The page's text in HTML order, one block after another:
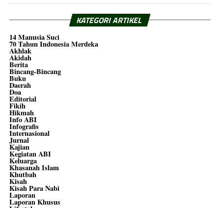
KATEGORI ARTIKEL
14 Manusia Suci
70 Tahun Indonesia Merdeka
Akhlak
Akidah
Berita
Bincang-Bincang
Buku
Daerah
Doa
Editorial
Fikih
Hikmah
Info ABI
Infografis
Internasional
Jurnal
Kajian
Kegiatan ABI
Keluarga
Khasanah Islam
Khutbah
Kisah
Kisah Para Nabi
Laporan
Laporan Khusus